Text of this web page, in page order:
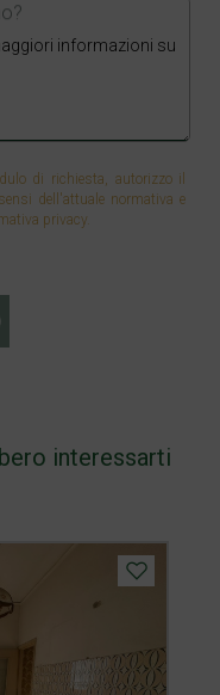
di richiesta, autorizzo il
dell'attuale normativa e
privacy.
interessarti